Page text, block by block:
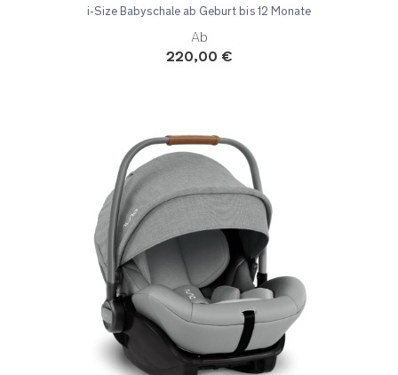
i-Size Babyschale ab Geburt bis 12 Monate
Ab
220,00 €